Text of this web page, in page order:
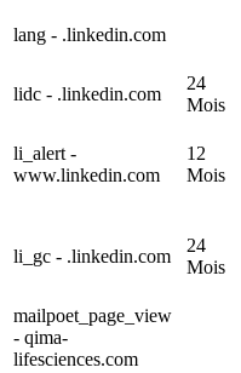
lang - .linkedin.com
lidc - .linkedin.com
24
Mois
li_alert -
www.linkedin.com
12
Mois
li_gc - .linkedin.com
24
Mois
mailpoet_page_view
- qima-
lifesciences.com